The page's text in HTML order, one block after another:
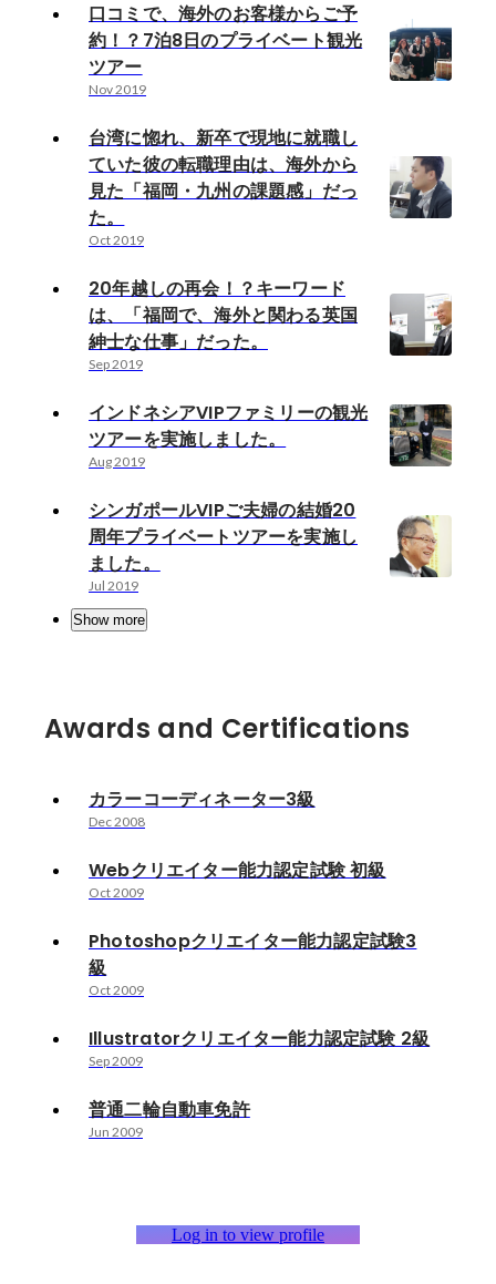
口コミで、海外のお客様からご予
約！？7泊8日のプライベート観光
ツアー
Nov 2019
台湾に惚れ、新卒で現地に就職し
ていた彼の転職理由は、海外から
見た「福岡・九州の課題感」だっ
た。
Oct 2019
20年越しの再会！？キーワード
は、「福岡で、海外と関わる英国
紳士な仕事」だった。
Sep 2019
インドネシアVIPファミリーの観光
ツアーを実施しました。
Aug 2019
シンガポールVIPご夫婦の結婚20
周年プライベートツアーを実施し
ました。
Jul 2019
Show more
Awards and Certifications
カラーコーディネーター3級
Dec 2008
Webクリエイター能力認定試験 初級
Oct 2009
Photoshopクリエイター能力認定試験3
級
Oct 2009
Illustratorクリエイター能力認定試験 2級
Sep 2009
普通二輪自動車免許
Jun 2009
Log in to view profile